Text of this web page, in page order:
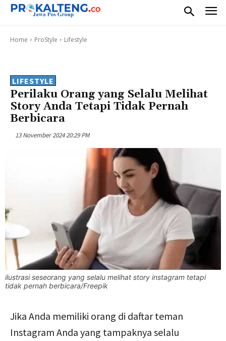
Home ProStyle Lifestyle
LIFESTYLE
Perilaku Orang yang Selalu Melihat
Story Anda Tetapi Tidak Pernah
Berbicara
13 November 2024 20:29 PM
ilustrasi seseorang yang selalu melihat story instagram tetapi
tidak pernah berbicara/Freepik
Jika Anda memiliki orang di daftar teman
Instagram Anda yang tampaknya selalu